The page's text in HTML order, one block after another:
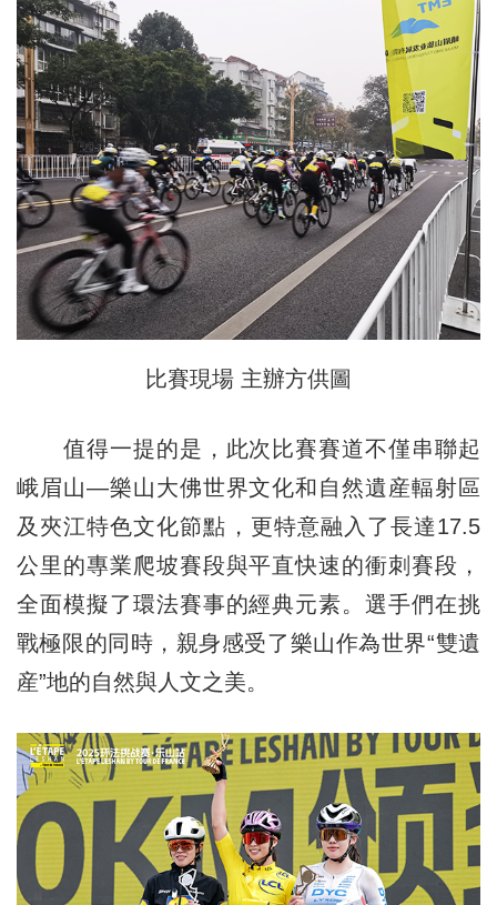
比賽現場 主辦方供圖
值得一提的是，此次比賽賽道不僅串聯起
峨眉山—樂山大佛世界文化和自然遺産輻射區
及夾江特色文化節點，更特意融入了長達17.5
公里的專業爬坡賽段與平直快速的衝刺賽段，
全面模擬了環法賽事的經典元素。選手們在挑
戰極限的同時，親身感受了樂山作為世界“雙遺
産”地的自然與人文之美。